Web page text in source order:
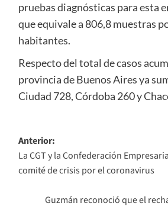
pruebas diagnósticas para esta
que equivale a 806,8 muestras
habitantes.
Respecto del total de casos
provincia de Buenos Aires ya
Ciudad 728, Córdoba 260 y
Navegación
de
entradas
Anterior:
La CGT y la Confederación
comité de crisis por el coronavirus
Guzmán reconoció que el